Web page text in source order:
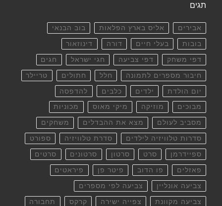
תגים
אבירים אליס בארץ הפלאות בוב הבנאי
בובות בעלי חיים דורה דינוזאור
דפי משחק דפי צביעה חגי ישראל חגים
חיבור מספרים לתמונה חלל חתולים טריילר
יום הולדת ילדים כלבים להדפסה
מבוכים מוזיקה מיקי מאוס מכוניות
מסביב לעולם מצא את ההבדלים משחקים
סדרות טלוויזיה לילדים סדרת טלוויזיה ספורט
ספיידרמן סרט סרטון סרטונים סרטים
פאזלים פו הדוב פיטר פן פיראטים
צביעה אונליין צביעה לפי מספרים
צביעה מקוונת צפייה ישירה קרקס תחבורה